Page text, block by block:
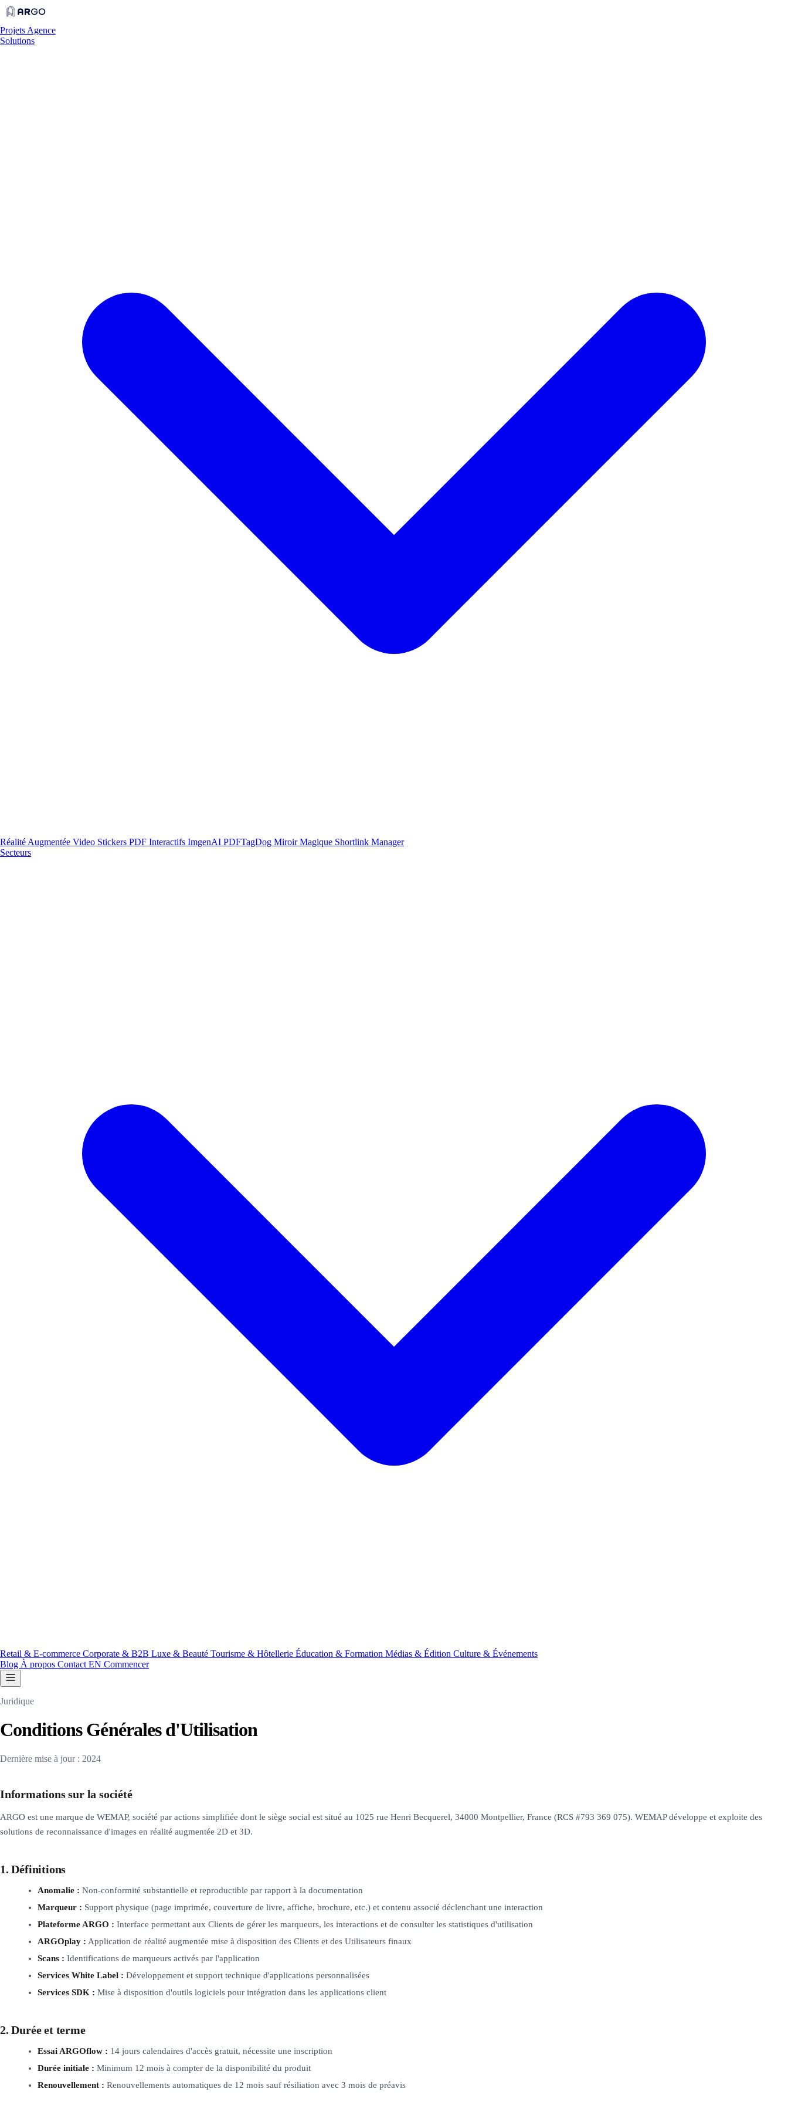
Projets Agence
Solutions
Réalité Augmentée Video Stickers PDF Interactifs ImgenAI PDFTagDog Miroir Magique Shortlink Manager
Secteurs
Retail & E-commerce Corporate & B2B Luxe & Beauté Tourisme & Hôtellerie Éducation & Formation Médias & Édition Culture & Événements
Blog À propos Contact EN Commencer
Juridique
Conditions Générales d'Utilisation
Dernière mise à jour : 2024
Informations sur la société
ARGO est une marque de WEMAP, société par actions simplifiée dont le siège social est situé au 1025 rue Henri Becquerel, 34000 Montpellier, France (RCS #793 369 075). WEMAP développe et exploite des
solutions de reconnaissance d'images en réalité augmentée 2D et 3D.
1. Définitions
Anomalie : Non-conformité substantielle et reproductible par rapport à la documentation
Marqueur : Support physique (page imprimée, couverture de livre, affiche, brochure, etc.) et contenu associé déclenchant une interaction
Plateforme ARGO : Interface permettant aux Clients de gérer les marqueurs, les interactions et de consulter les statistiques d'utilisation
ARGOplay : Application de réalité augmentée mise à disposition des Clients et des Utilisateurs finaux
Scans : Identifications de marqueurs activés par l'application
Services White Label : Développement et support technique d'applications personnalisées
Services SDK : Mise à disposition d'outils logiciels pour intégration dans les applications client
2. Durée et terme
Essai ARGOflow : 14 jours calendaires d'accès gratuit, nécessite une inscription
Durée initiale : Minimum 12 mois à compter de la disponibilité du produit
Renouvellement : Renouvellements automatiques de 12 mois sauf résiliation avec 3 mois de préavis